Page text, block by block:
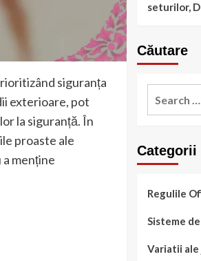
siguranța
exterioare, pot
la siguranță. În
proaste ale
menține
seturilor,
Căutare
Categorii
Regulile
Sisteme
Variatii